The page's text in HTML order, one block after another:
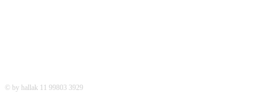
© by hallak 11 99803 3929